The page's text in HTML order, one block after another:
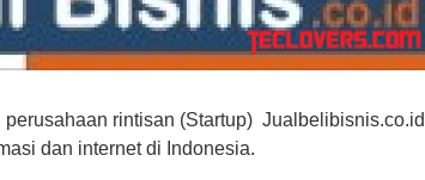
rintisan (Startup) Jualbelibisnis.co.id
dan internet di Indonesia.